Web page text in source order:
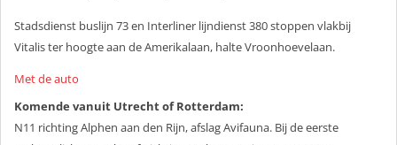
Stadsdienst buslijn 73 en Interliner lijndienst 380 stoppen vlakbij
Vitalis ter hoogte aan de Amerikalaan, halte Vroonhoevelaan.
Met de auto
Komende vanuit Utrecht of Rotterdam:
N11 richting Alphen aan den Rijn, afslag Avifauna. Bij de eerste